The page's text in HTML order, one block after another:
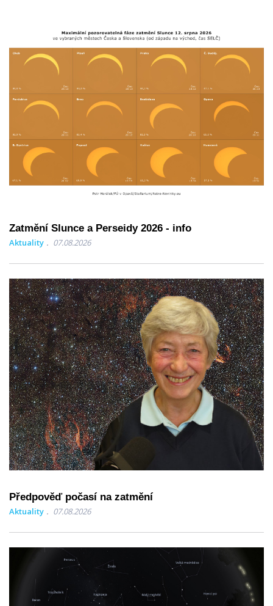
Zatmění Slunce a Perseidy 2026 - info
Aktuality 07.08.2026
Předpověď počasí na zatmění
Aktuality 07.08.2026